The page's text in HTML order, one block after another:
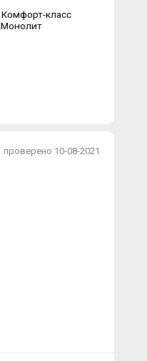
Комфорт-класс
Монолит
проверено 10-08-2021